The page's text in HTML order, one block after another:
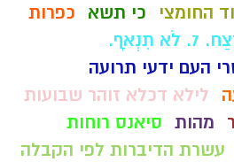
החומצי כי תשא
כפרות
תִנְאָף.
העם ידעי תרועה
לילא דכלא זוהר שבועות
מהות סיאנס רוחות
עשרת הדיברות לפי הקבלה